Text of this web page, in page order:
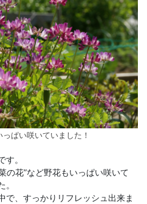
ぱい咲いていました！
。
の花”など野花もいっぱい咲いて
で、すっかりリフレッシュ出来ま